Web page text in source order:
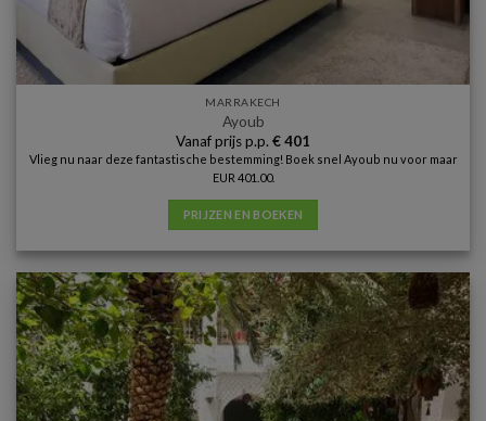
MARRAKECH
Ayoub
Vanaf prijs p.p. €401
Vlieg nu naar deze fantastische bestemming! Boek snel Ayoub nu voor maar
EUR 401.00.
PRIJZEN EN BOEKEN